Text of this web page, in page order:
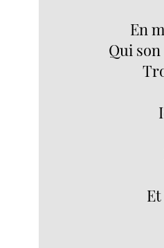
En
Qui